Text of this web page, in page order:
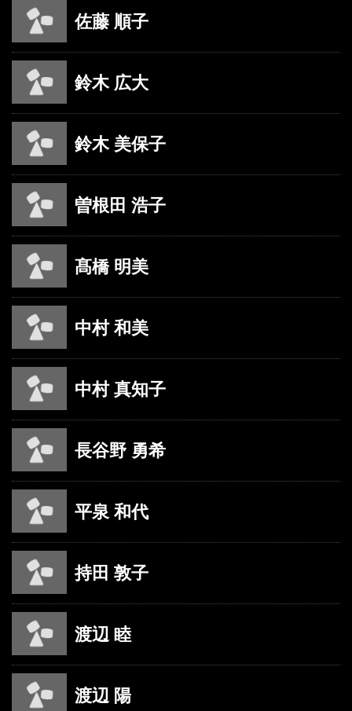
佐藤 順子
鈴木 広大
鈴木 美保子
曽根田 浩子
髙橋 明美
中村 和美
中村 真知子
長谷野 勇希
平泉 和代
持田 敦子
渡辺 睦
渡辺 陽